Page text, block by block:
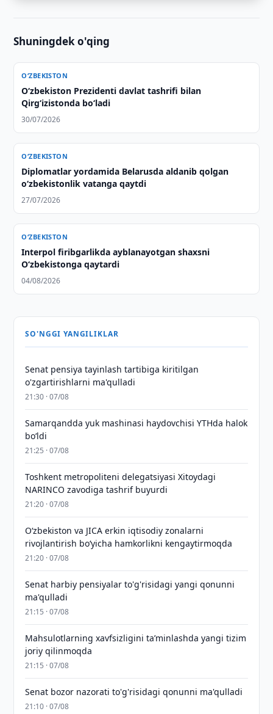
Shuningdek o'qing
O‘ZBEKISTON
Oʻzbekiston Prezidenti davlat tashrifi bilan
Qirgʻizistonda boʻladi
30/07/2026
O‘ZBEKISTON
Diplomatlar yordamida Belarusda aldanib qolgan
o‘zbekistonlik vatanga qaytdi
27/07/2026
O‘ZBEKISTON
Interpol firibgarlikda ayblanayotgan shaxsni
O‘zbekistonga qaytardi
04/08/2026
SO'NGGI YANGILIKLAR
Senat pensiya tayinlash tartibiga kiritilgan
o'zgartirishlarni ma'qulladi
21:30 · 07/08
Samarqandda yuk mashinasi haydovchisi YTHda halok
bo‘ldi
21:25 · 07/08
Toshkent metropoliteni delegatsiyasi Xitoydagi
NARINCO zavodiga tashrif buyurdi
21:20 · 07/08
Oʻzbekiston va JICA erkin iqtisodiy zonalarni
rivojlantirish boʻyicha hamkorlikni kengaytirmoqda
21:20 · 07/08
Senat harbiy pensiyalar to'g'risidagi yangi qonunni
ma'qulladi
21:15 · 07/08
Mahsulotlarning xavfsizligini taʼminlashda yangi tizim
joriy qilinmoqda
21:15 · 07/08
Senat bozor nazorati to'g'risidagi qonunni ma'qulladi
21:10 · 07/08